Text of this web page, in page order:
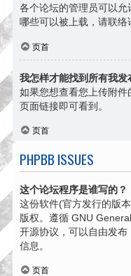
各个论坛的管理员可以
哪些可以被上载，请联络
页首
我怎样才能找到所有我发
如果您想查看您上传附
页面链接即可看到。
页首
PHPBB ISSUES
这个论坛程序是谁写的？
这份软件(官方发行的版
版权。遵循 GNU
开源协议，可以自由发布
信息。
页首